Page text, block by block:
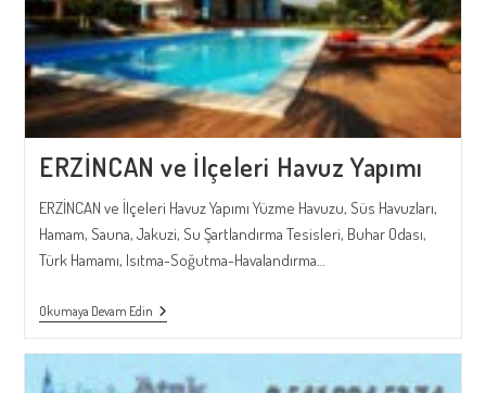
ERZİNCAN ve İlçeleri Havuz Yapımı
ERZİNCAN ve İlçeleri Havuz Yapımı Yüzme Havuzu, Süs Havuzları,
Hamam, Sauna, Jakuzi, Su Şartlandırma Tesisleri, Buhar Odası,
Türk Hamamı, Isıtma-Soğutma-Havalandırma…
Okumaya Devam EdinERZİNCAN
Ve
Yapımı